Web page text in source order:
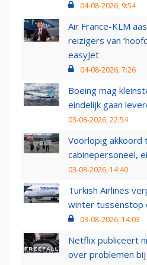
04-08-2026, 9:54
Air France-KLM
reizigers van
easyJet
04-08-2026, 7:26
Boeing mag
eindelijk gaan
03-08-2026, 22:54
Voorlopig akkoord
cabinepersoneel,
03-08-2026, 14:40
Turkish Airlines
winter tussenstop
03-08-2026, 14:03
Netflix publiceert
over problemen